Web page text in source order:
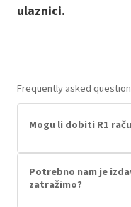
ulaznici.
Frequently asked
Mogu li dobiti R1
Da. Ako plaćate u
prilikom odabira
prijavu odaberite
Potrebno nam je
zatražimo?